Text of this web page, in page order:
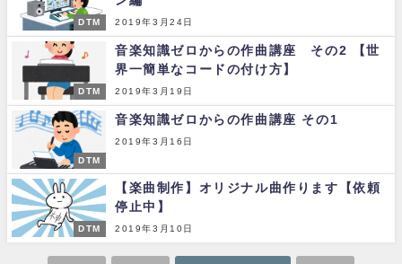
DTM 2019年3月24日
DTM
音楽知識ゼロからの作曲講座 その2 【世
界一簡単なコードの付け方】
2019年3月19日
DTM
音楽知識ゼロからの作曲講座 その1
2019年3月16日
DTM
【楽曲制作】オリジナル曲作ります【依頼
停止中】
2019年3月10日